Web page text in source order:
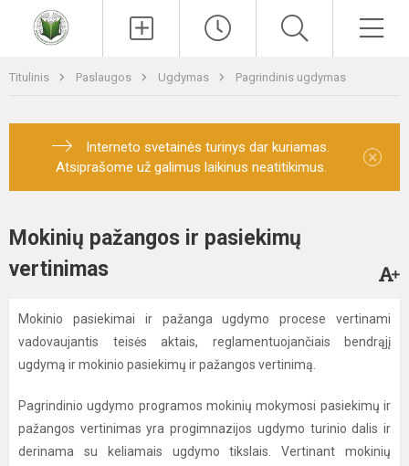
Titulinis Paslaugos Ugdymas Pagrindinis ugdymas
Interneto svetainės turinys dar kuriamas.
Atsiprašome už galimus laikinus neatitikimus.
×
Mokinių pažangos ir pasiekimų
vertinimas
Mokinio pasiekimai ir pažanga ugdymo procese vertinami
vadovaujantis teisės aktais, reglamentuojančiais bendrąjį
ugdymą ir mokinio pasiekimų ir pažangos vertinimą.
Pagrindinio ugdymo programos mokinių mokymosi pasiekimų ir
pažangos vertinimas yra progimnazijos ugdymo turinio dalis ir
derinama su keliamais ugdymo tikslais. Vertinant mokinių